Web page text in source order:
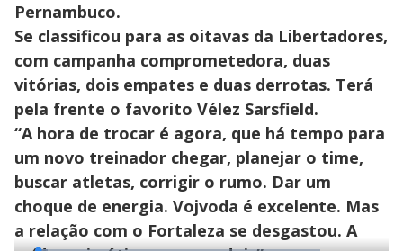
Pernambuco.
Se classificou para as oitavas da Libertadores,
com campanha comprometedora, duas
vitórias, dois empates e duas derrotas. Terá
pela frente o favorito Vélez Sarsfield.
“A hora de trocar é agora, que há tempo para
um novo treinador chegar, planejar o time,
buscar atletas, corrigir o rumo. Dar um
choque de energia. Vojvoda é excelente. Mas
a relação com o Fortaleza se desgastou. A